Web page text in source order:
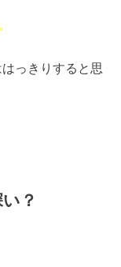
っきりすると思
？